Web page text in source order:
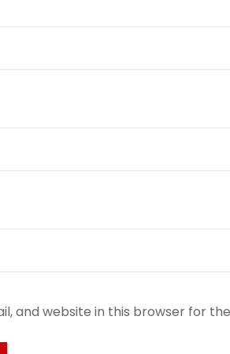
and website in this browser for